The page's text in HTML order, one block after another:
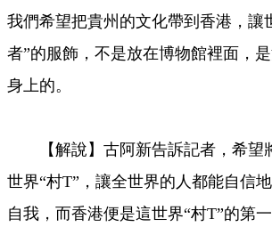
我們希望把貴州的文化帶到香港，讓
者”的服飾，不是放在博物館裡面，
身上的。
【解說】古阿新告訴記者，希望
世界“村T”，讓全世界的人都能自信
自我，而香港便是這世界“村T”的第一